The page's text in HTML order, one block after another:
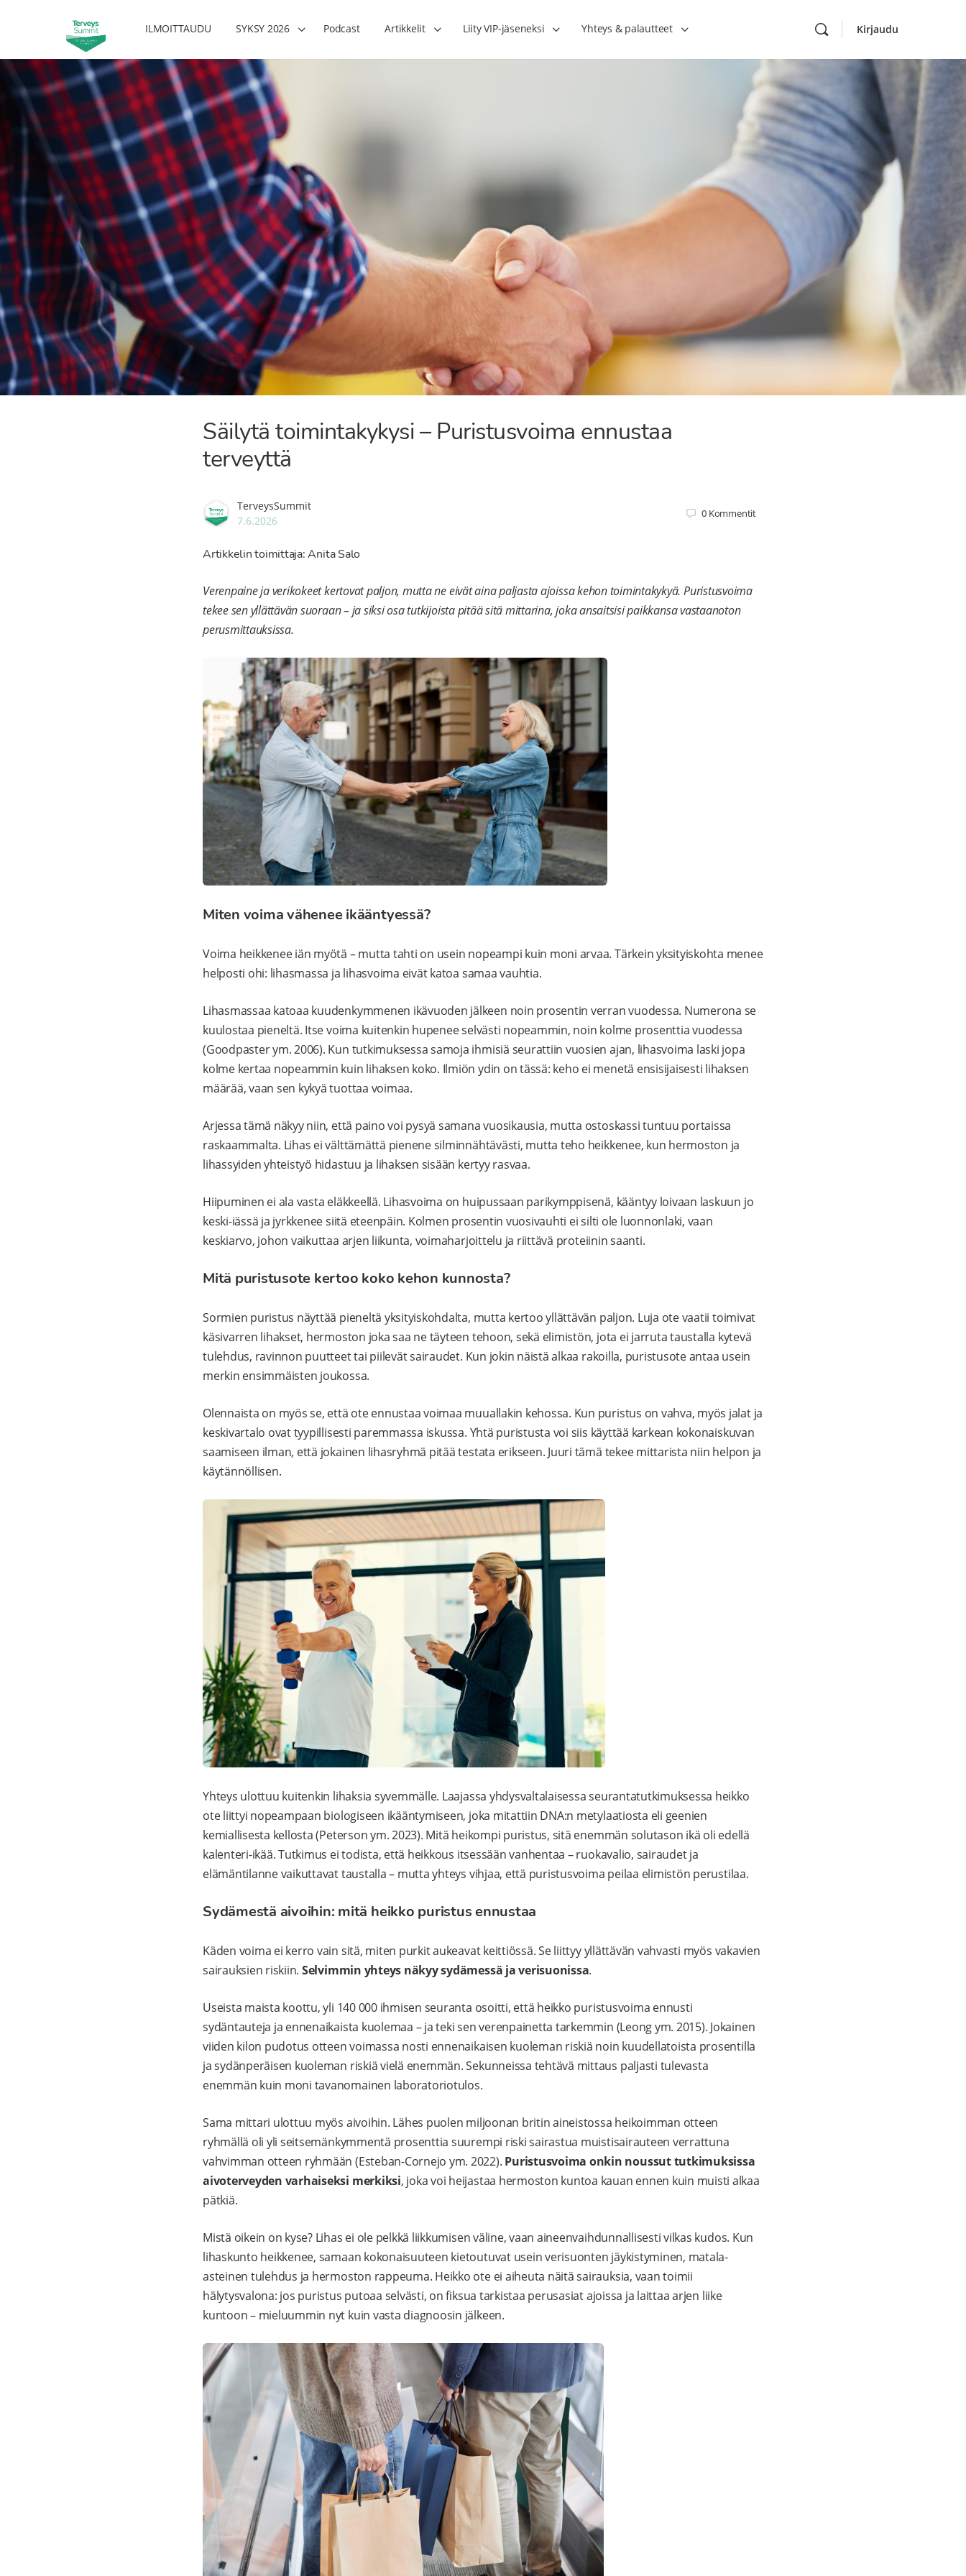
ILMOITTAUDU SYKSY 2026 Podcast Artikkelit Liity VIP-jäseneksi Yhteys & palautteet Kirjaudu
Säilytä toimintakykysi – Puristusvoima ennustaa
terveyttä
TerveysSummit
7.6.2026
0 Kommentit
Artikkelin toimittaja: Anita Salo
Verenpaine ja verikokeet kertovat paljon, mutta ne eivät aina paljasta ajoissa kehon toimintakykyä. Puristusvoima
tekee sen yllättävän suoraan – ja siksi osa tutkijoista pitää sitä mittarina, joka ansaitsisi paikkansa vastaanoton
perusmittauksissa.
Miten voima vähenee ikääntyessä?
Voima heikkenee iän myötä – mutta tahti on usein nopeampi kuin moni arvaa. Tärkein yksityiskohta menee
helposti ohi: lihasmassa ja lihasvoima eivät katoa samaa vauhtia.
Lihasmassaa katoaa kuudenkymmenen ikävuoden jälkeen noin prosentin verran vuodessa. Numerona se
kuulostaa pieneltä. Itse voima kuitenkin hupenee selvästi nopeammin, noin kolme prosenttia vuodessa
(Goodpaster ym. 2006). Kun tutkimuksessa samoja ihmisiä seurattiin vuosien ajan, lihasvoima laski jopa
kolme kertaa nopeammin kuin lihaksen koko. Ilmiön ydin on tässä: keho ei menetä ensisijaisesti lihaksen
määrää, vaan sen kykyä tuottaa voimaa.
Arjessa tämä näkyy niin, että paino voi pysyä samana vuosikausia, mutta ostoskassi tuntuu portaissa
raskaammalta. Lihas ei välttämättä pienene silminnähtävästi, mutta teho heikkenee, kun hermoston ja
lihassyiden yhteistyö hidastuu ja lihaksen sisään kertyy rasvaa.
Hiipuminen ei ala vasta eläkkeellä. Lihasvoima on huipussaan parikymppisenä, kääntyy loivaan laskuun jo
keski-iässä ja jyrkkenee siitä eteenpäin. Kolmen prosentin vuosivauhti ei silti ole luonnonlaki, vaan
keskiarvo, johon vaikuttaa arjen liikunta, voimaharjoittelu ja riittävä proteiinin saanti.
Mitä puristusote kertoo koko kehon kunnosta?
Sormien puristus näyttää pieneltä yksityiskohdalta, mutta kertoo yllättävän paljon. Luja ote vaatii toimivat
käsivarren lihakset, hermoston joka saa ne täyteen tehoon, sekä elimistön, jota ei jarruta taustalla kytevä
tulehdus, ravinnon puutteet tai piilevät sairaudet. Kun jokin näistä alkaa rakoilla, puristusote antaa usein
merkin ensimmäisten joukossa.
Olennaista on myös se, että ote ennustaa voimaa muuallakin kehossa. Kun puristus on vahva, myös jalat ja
keskivartalo ovat tyypillisesti paremmassa iskussa. Yhtä puristusta voi siis käyttää karkean kokonaiskuvan
saamiseen ilman, että jokainen lihasryhmä pitää testata erikseen. Juuri tämä tekee mittarista niin helpon ja
käytännöllisen.
Yhteys ulottuu kuitenkin lihaksia syvemmälle. Laajassa yhdysvaltalaisessa seurantatutkimuksessa heikko
ote liittyi nopeampaan biologiseen ikääntymiseen, joka mitattiin DNA:n metylaatiosta eli geenien
kemiallisesta kellosta (Peterson ym. 2023). Mitä heikompi puristus, sitä enemmän solutason ikä oli edellä
kalenteri-ikää. Tutkimus ei todista, että heikkous itsessään vanhentaa – ruokavalio, sairaudet ja
elämäntilanne vaikuttavat taustalla – mutta yhteys vihjaa, että puristusvoima peilaa elimistön perustilaa.
Sydämestä aivoihin: mitä heikko puristus ennustaa
Käden voima ei kerro vain sitä, miten purkit aukeavat keittiössä. Se liittyy yllättävän vahvasti myös vakavien
sairauksien riskiin. Selvimmin yhteys näkyy sydämessä ja verisuonissa.
Useista maista koottu, yli 140 000 ihmisen seuranta osoitti, että heikko puristusvoima ennusti
sydäntauteja ja ennenaikaista kuolemaa – ja teki sen verenpainetta tarkemmin (Leong ym. 2015). Jokainen
viiden kilon pudotus otteen voimassa nosti ennenaikaisen kuoleman riskiä noin kuudellatoista prosentilla
ja sydänperäisen kuoleman riskiä vielä enemmän. Sekunneissa tehtävä mittaus paljasti tulevasta
enemmän kuin moni tavanomainen laboratoriotulos.
Sama mittari ulottuu myös aivoihin. Lähes puolen miljoonan britin aineistossa heikoimman otteen
ryhmällä oli yli seitsemänkymmentä prosenttia suurempi riski sairastua muistisairauteen verrattuna
vahvimman otteen ryhmään (Esteban-Cornejo ym. 2022). Puristusvoima onkin noussut tutkimuksissa
aivoterveyden varhaiseksi merkiksi, joka voi heijastaa hermoston kuntoa kauan ennen kuin muisti alkaa
pätkiä.
Mistä oikein on kyse? Lihas ei ole pelkkä liikkumisen väline, vaan aineenvaihdunnallisesti vilkas kudos. Kun
lihaskunto heikkenee, samaan kokonaisuuteen kietoutuvat usein verisuonten jäykistyminen, matala-
asteinen tulehdus ja hermoston rappeuma. Heikko ote ei aiheuta näitä sairauksia, vaan toimii
hälytysvalona: jos puristus putoaa selvästi, on fiksua tarkistaa perusasiat ajoissa ja laittaa arjen liike
kuntoon – mieluummin nyt kuin vasta diagnoosin jälkeen.